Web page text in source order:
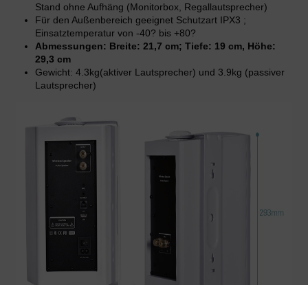
Stand ohne Aufhäng (Monitorbox, Regallautsprecher)
Für den Außenbereich geeignet Schutzart IPX3 ;
Einsatztemperatur von -40? bis +80?
Abmessungen: Breite: 21,7 cm; Tiefe: 19 cm, Höhe:
29,3 cm
Gewicht: 4.3kg(aktiver Lautsprecher) und 3.9kg (passiver
Lautsprecher)